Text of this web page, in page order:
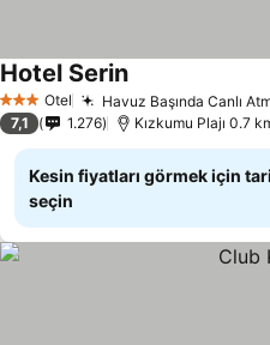
3 YıldızOtel Havuz Başında Canlı
Hotel Serin
7,1 1.276 Kızkumu Plajı 0.7
Kesin fiyatları görmek için
seçin